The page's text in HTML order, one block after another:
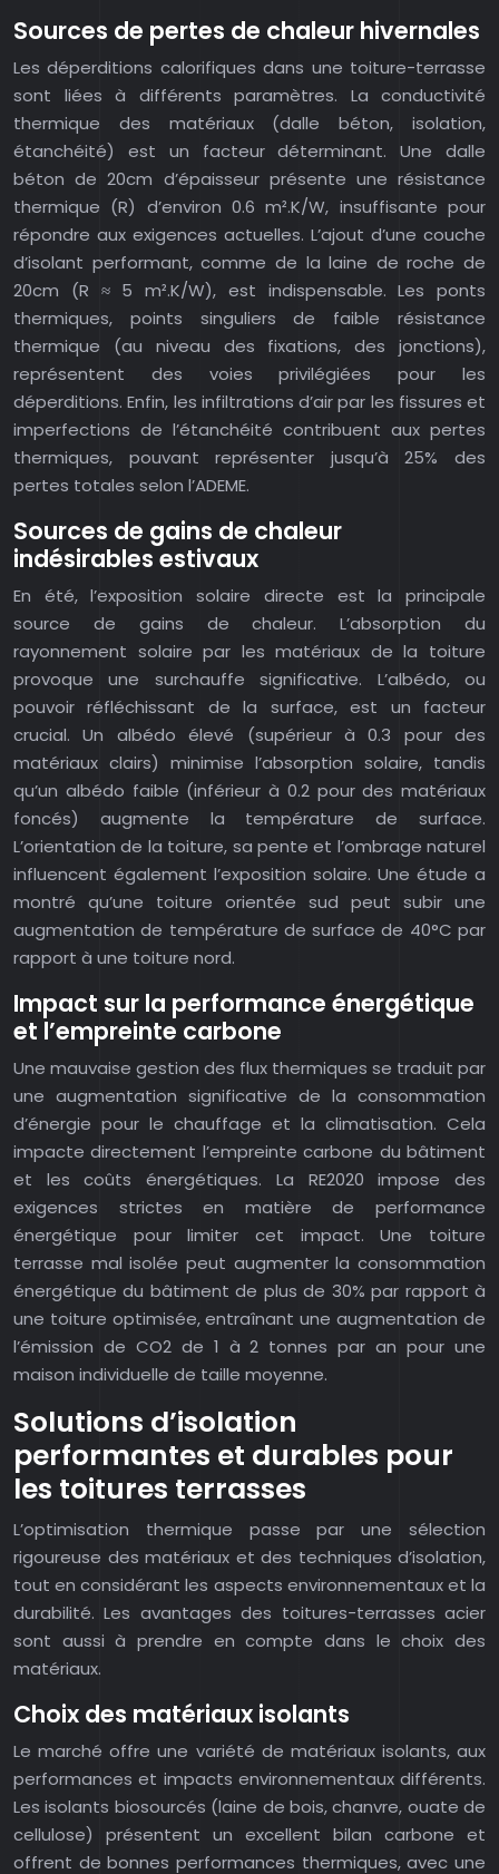
Sources de pertes de chaleur hivernales
Les déperditions calorifiques dans une toiture-terrasse
sont liées à différents paramètres. La conductivité
thermique des matériaux (dalle béton, isolation,
étanchéité) est un facteur déterminant. Une dalle
béton de 20cm d’épaisseur présente une résistance
thermique (R) d’environ 0.6 m².K/W, insuffisante pour
répondre aux exigences actuelles. L’ajout d’une couche
d’isolant performant, comme de la laine de roche de
20cm (R ≈ 5 m².K/W), est indispensable. Les ponts
thermiques, points singuliers de faible résistance
thermique (au niveau des fixations, des jonctions),
représentent des voies privilégiées pour les
déperditions. Enfin, les infiltrations d’air par les fissures et
imperfections de l’étanchéité contribuent aux pertes
thermiques, pouvant représenter jusqu’à 25% des
pertes totales selon l’ADEME.
Sources de gains de chaleur
indésirables estivaux
En été, l’exposition solaire directe est la principale
source de gains de chaleur. L’absorption du
rayonnement solaire par les matériaux de la toiture
provoque une surchauffe significative. L’albédo, ou
pouvoir réfléchissant de la surface, est un facteur
crucial. Un albédo élevé (supérieur à 0.3 pour des
matériaux clairs) minimise l’absorption solaire, tandis
qu’un albédo faible (inférieur à 0.2 pour des matériaux
foncés) augmente la température de surface.
L’orientation de la toiture, sa pente et l’ombrage naturel
influencent également l’exposition solaire. Une étude a
montré qu’une toiture orientée sud peut subir une
augmentation de température de surface de 40°C par
rapport à une toiture nord.
Impact sur la performance énergétique
et l’empreinte carbone
Une mauvaise gestion des flux thermiques se traduit par
une augmentation significative de la consommation
d’énergie pour le chauffage et la climatisation. Cela
impacte directement l’empreinte carbone du bâtiment
et les coûts énergétiques. La RE2020 impose des
exigences strictes en matière de performance
énergétique pour limiter cet impact. Une toiture
terrasse mal isolée peut augmenter la consommation
énergétique du bâtiment de plus de 30% par rapport à
une toiture optimisée, entraînant une augmentation de
l’émission de CO2 de 1 à 2 tonnes par an pour une
maison individuelle de taille moyenne.
Solutions d’isolation
performantes et durables pour
les toitures terrasses
L’optimisation thermique passe par une sélection
rigoureuse des matériaux et des techniques d’isolation,
tout en considérant les aspects environnementaux et la
durabilité. Les avantages des toitures-terrasses acier
sont aussi à prendre en compte dans le choix des
matériaux.
Choix des matériaux isolants
Le marché offre une variété de matériaux isolants, aux
performances et impacts environnementaux différents.
Les isolants biosourcés (laine de bois, chanvre, ouate de
cellulose) présentent un excellent bilan carbone et
offrent de bonnes performances thermiques, avec une